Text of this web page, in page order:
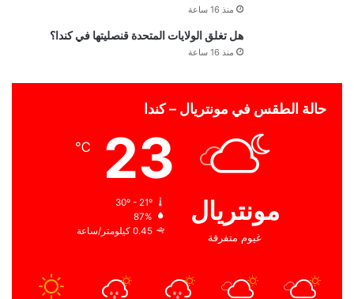
منذ 16 ساعة
هل تغلق الولايات المتحدة قنصليتها في كندا؟
منذ 16 ساعة
حالة الطقس في مونتريال – كندا
مونتريال
غيوم متفرقة
23
℃
30º - 21º
87%
0.45 كيلومتر/ساعة